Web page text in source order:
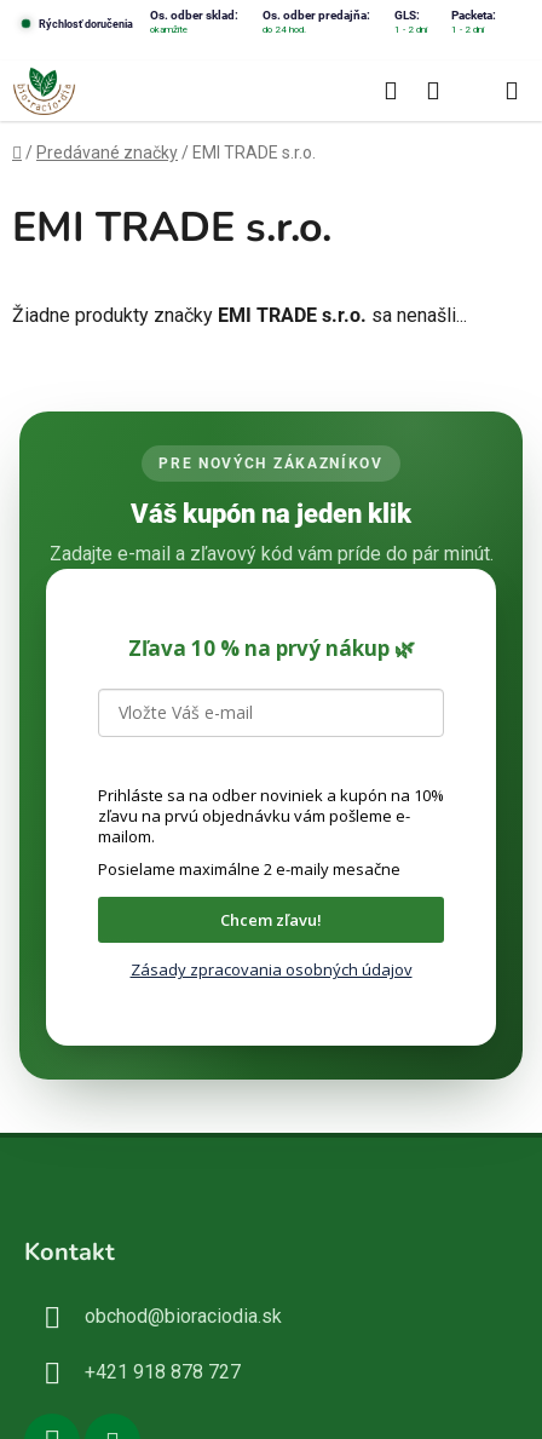
obsah
Rýchlosť doručenia
Os. odber sklad: Os. odber predajňa: GLS: Packeta:
okamžite do 24 hod. 1 - 2 dni 1 - 2 dni
Hľadať
KOŠÍK
Domov
/ Predávané značky / EMI TRADE s.r.o.
EMI TRADE s.r.o.
Žiadne produkty značky EMI TRADE s.r.o. sa nenašli...
PRE NOVÝCH ZÁKAZNÍKOV
Váš kupón na jeden klik
Zadajte e-mail a zľavový kód vám príde do pár minút.
Zľava 10 % na prvý nákup 🌿
Prihláste sa na odber noviniek a kupón na 10%
zľavu na prvú objednávku vám pošleme e-
mailom.
Posielame maximálne 2 e-maily mesačne
Chcem zľavu!
Zásady zpracovania osobných údajov
Kontakt
obchod@bioraciodia.sk
+421 918 878 727